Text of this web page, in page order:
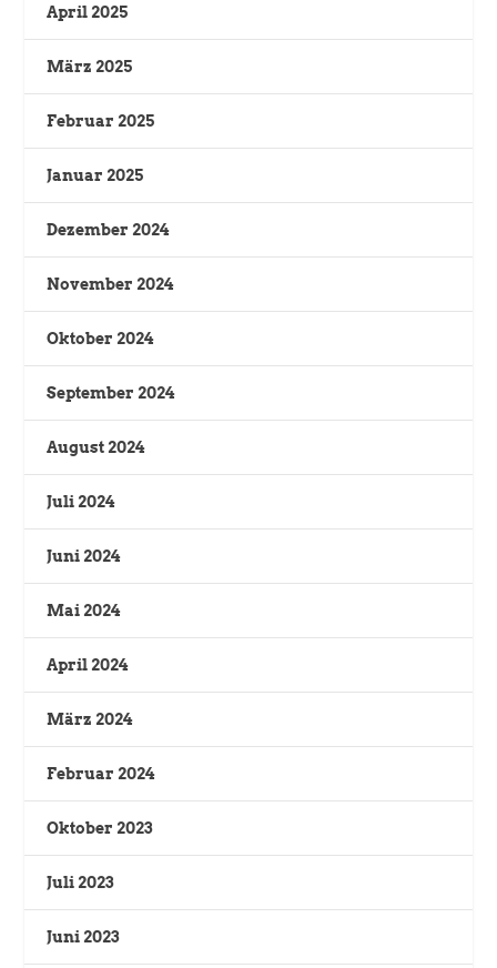
April 2025
März 2025
Februar 2025
Januar 2025
Dezember 2024
November 2024
Oktober 2024
September 2024
August 2024
Juli 2024
Juni 2024
Mai 2024
April 2024
März 2024
Februar 2024
Oktober 2023
Juli 2023
Juni 2023